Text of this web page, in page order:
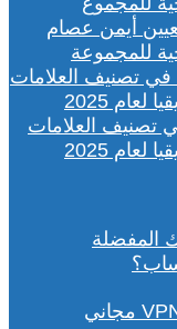
أيمن عصام
للمجموعة
16 مركزًا في تصنيف العلامات
2025
المفضلة